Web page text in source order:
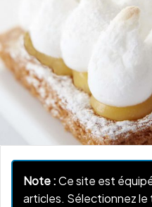
Note :Ce site est
articles. Sélectionnez